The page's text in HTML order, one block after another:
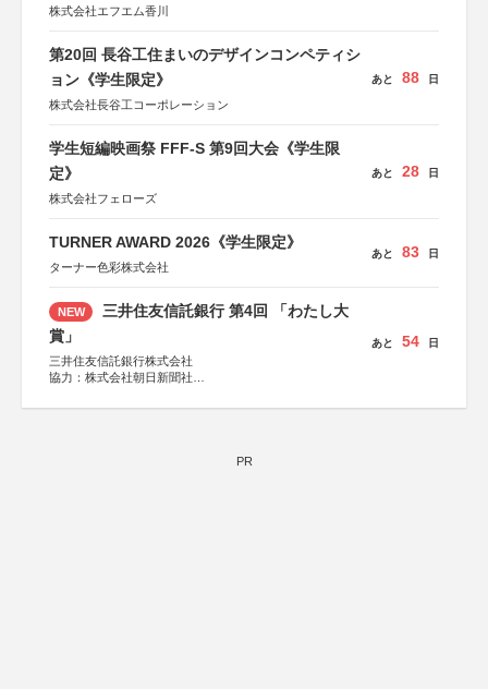
株式会社エフエム香川
第20回 長谷工住まいのデザインコンペティシ
ョン《学生限定》
株式会社長谷工コーポレーション
あと 88 日
学生短編映画祭 FFF-S 第9回大会《学生限
定》
株式会社フェローズ
あと 28 日
TURNER AWARD 2026《学生限定》
ターナー色彩株式会社
あと 83 日
NEW
三井住友信託銀行 第4回 「わたし大
賞」
三井住友信託銀行株式会社
協力：株式会社朝日新聞社
あと 54 日
PR